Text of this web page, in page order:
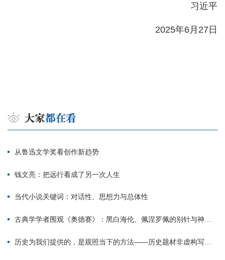
习近平
2025年6月27日
从鲁迅文学奖看创作新趋势
钱文亮：把远行看成了另一次人生
当代小说关键词：对话性、思想力与总体性
古典学学者围观《奥德赛》：黑白海伦、佩涅罗佩的别针与神秘入侵者
历史为我们提供的，是观照当下的方法——历史题材非虚构写作多人谈